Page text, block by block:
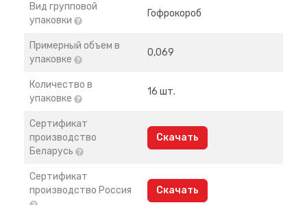
Вид групповой
упаковки
Гофрокороб
Примерный объем в
упаковке
0,069
Количество в
упаковке
16 шт.
Сертификат
производство
Беларусь
Скачать
Сертификат
производство Россия
Скачать